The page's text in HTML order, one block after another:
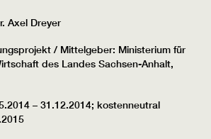
Axel Dreyer
/ Mittelgeber: Ministerium für
des Landes Sachsen-Anhalt,
– 31.12.2014; kostenneutral